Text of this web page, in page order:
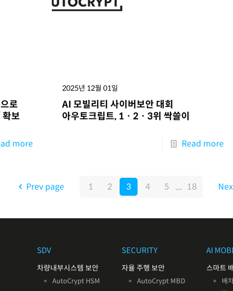
로
확보
more
2025년 12월 01일
AI 모빌리티 사이버보안 대회
아우토크립트, 1ㆍ2ㆍ3위 싹쓸이
Read more
Prev page 1 2 3 4 5 ... 18
SDV
차량내부시스템 보안
AutoCrypt HSM
SECURITY
자율 주행 보안
AutoCrypt MBD
AI
스마트
배